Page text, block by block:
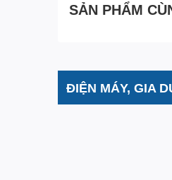
SẢN PHẨM
ĐIỆN MÁY, GIA